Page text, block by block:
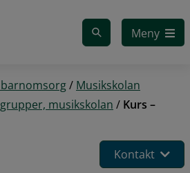
Meny
/ Musikskolan
musikskolan / Kurs –
Kontakt